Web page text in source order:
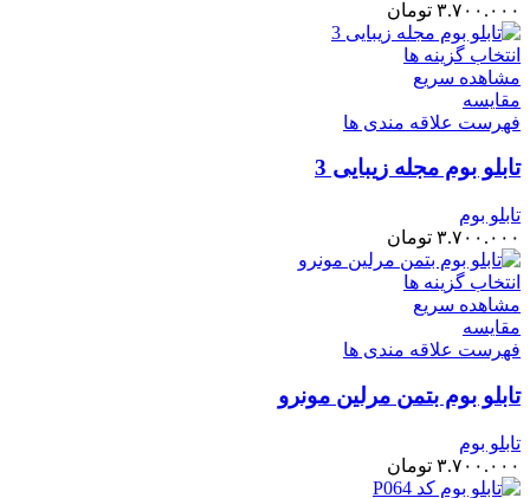
۳.۷۰۰.۰۰۰ تومان
انتخاب گزینه ها
مشاهده سریع
مقایسه
فهرست علاقه مندی ها
تابلو بوم مجله زیبایی 3
تابلو بوم
۳.۷۰۰.۰۰۰ تومان
انتخاب گزینه ها
مشاهده سریع
مقایسه
فهرست علاقه مندی ها
تابلو بوم بتمن مرلین مونرو
تابلو بوم
۳.۷۰۰.۰۰۰ تومان